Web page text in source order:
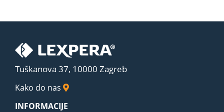
Tuškanova 37, 10000 Zagreb
Kako do nas
INFORMACIJE